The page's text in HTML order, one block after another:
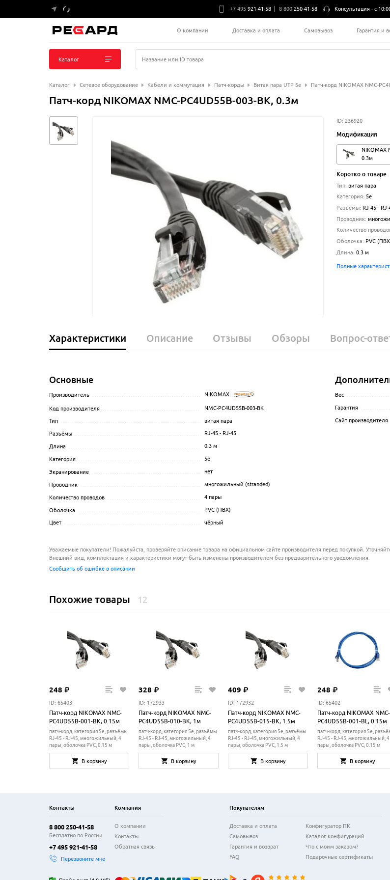
+7 495 921-41-58 8 800 250-41-58 Консультация -с
О компании Доставка и оплата Самовывоз Гарантия и
Каталог Название или ID товара
Каталог Сетевое оборудование Кабели и коммутация Патч-корды Витая пара UTP 5e Патч-корд NIKOMAX NMC-
Патч-корд NIKOMAX NMC-PC4UD55B-003-BK, 0.3м
ID: 236920
Модификация
NIKOMAX
0.3м
Коротко о товаре
Тип: витая пара
Категория: 5e
Разъёмы: RJ-45 - RJ-
Проводник:
Количество
Оболочка: PVC
Длина: 0.3 м
Полные
Характеристики Описание Отзывы Обзоры Вопрос-
Основные
Производитель NIKOMAX
Код производителя NMC-PC4UD55B-003-BK
Тип витая пара
Разъёмы RJ-45 - RJ-45
Длина 0.3м
Категория 5e
Экранирование нет
Проводник многожильный (stranded)
Количество проводов 4 пары
Оболочка PVC (ПВХ)
Цвет чёрный
Вес
Гарантия
Сайт производителя
Уважаемые покупатели! Пожалуйста, проверяйте описание товара на официальном сайте производителя перед покупкой.
Внешний вид, комплектация и характеристики могут быть изменены производителем без предварительного уведомления.
Сообщить об ошибке в описании
Похожие товары 12
248 ₽
ID: 65403
Патч-корд NIKOMAX NMC-
PC4UD55B-001-BK, 0.15м
патч-корд, категория 5e, разъёмы
RJ-45 - RJ-45, многожильный, 4
пары, оболочка PVC, 0.15 м
В корзину
328 ₽
ID: 172933
Патч-корд NIKOMAX NMC-
PC4UD55B-010-BK, 1м
патч-корд, категория 5e, разъёмы
RJ-45 - RJ-45, многожильный, 4
пары, оболочка PVC, 1 м
В корзину
409 ₽
ID: 172932
Патч-корд NIKOMAX NMC-
PC4UD55B-015-BK, 1.5м
патч-корд, категория 5e, разъёмы
RJ-45 - RJ-45, многожильный, 4
пары, оболочка PVC, 1.5 м
В корзину
248 ₽
ID: 65402
Патч-корд NIKOMAX NMC-
PC4UD55B-001-BL, 0.15м
патч-корд, категория 5e,
RJ-45 - RJ-45, многожильный, 4
пары, оболочка PVC, 0.15 м
В корзину
Контакты
8 800 250-41-58
Бесплатно по России
+7 495 921-41-58
Перезвоните мне
Компания
О компании
Контакты
Обратная связь
Покупателям
Доставка и оплата
Самовывоз
Гарантия и возврат
FAQ
Конфигуратор ПК
Каталог конфигураций
Что с моим заказом?
Подарочные сертификаты